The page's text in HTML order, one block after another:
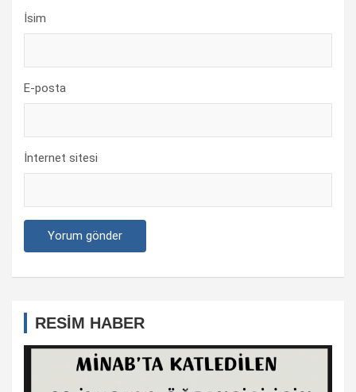
İsim
E-posta
İnternet sitesi
RESİM HABER